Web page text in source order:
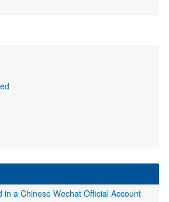
in a Chinese Wechat Official Account